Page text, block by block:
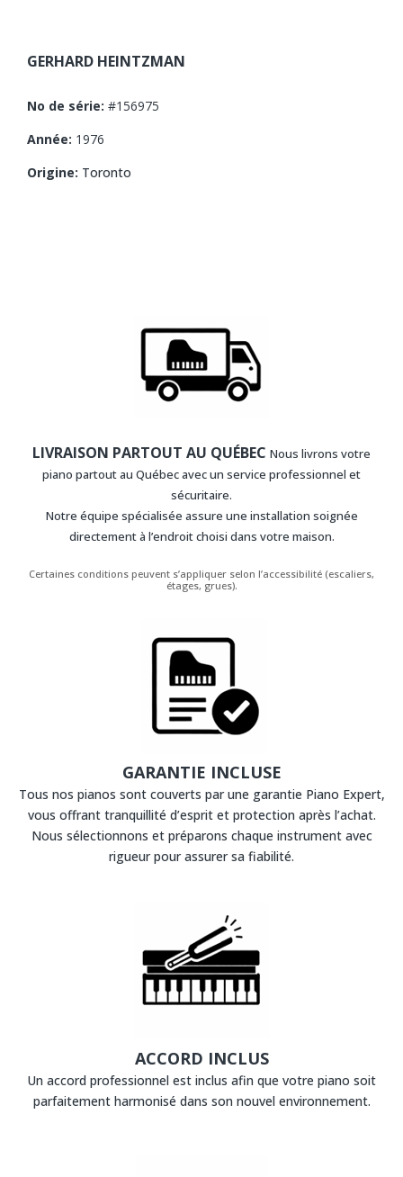
GERHARD HEINTZMAN
No de série: #156975
Année: 1976
Origine: Toronto
LIVRAISON PARTOUT AU QUÉBEC Nous livrons votre
piano partout au Québec avec un service professionnel et
sécuritaire.
Notre équipe spécialisée assure une installation soignée
directement à l’endroit choisi dans votre maison.
Certaines conditions peuvent s’appliquer selon l’accessibilité (escaliers,
étages, grues).
GARANTIE INCLUSE
Tous nos pianos sont couverts par une garantie Piano Expert,
vous offrant tranquillité d’esprit et protection après l’achat.
Nous sélectionnons et préparons chaque instrument avec
rigueur pour assurer sa fiabilité.
ACCORD INCLUS
Un accord professionnel est inclus afin que votre piano soit
parfaitement harmonisé dans son nouvel environnement.